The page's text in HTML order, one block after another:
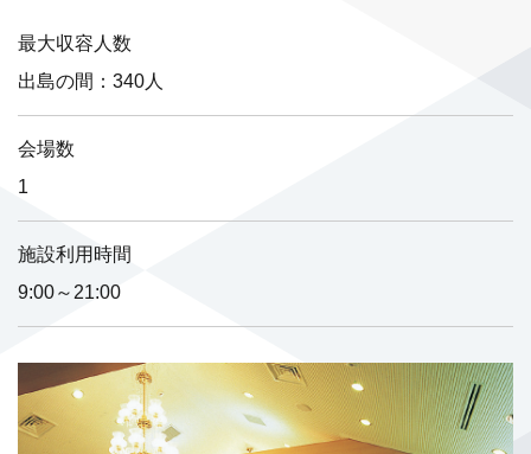
最大収容人数
出島の間：340人
会場数
1
施設利用時間
9:00～21:00